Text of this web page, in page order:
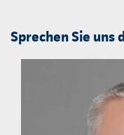
Sprechen Sie uns